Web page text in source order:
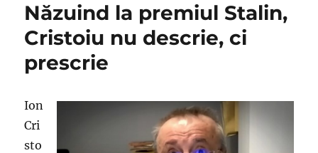
Năzuind la premiul Stalin,
Cristoiu nu descrie, ci
prescrie
Ion
Cri
sto